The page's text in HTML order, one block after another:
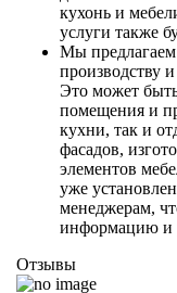
кухонь и
услуги также
Мы
производству
Это может
помещения и
кухни, так и
фасадов,
элементов
уже
менеджерам,
информацию и
Отзывы